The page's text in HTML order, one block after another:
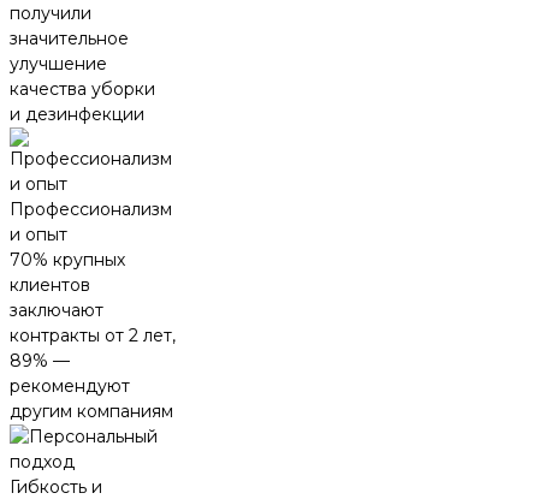
получили
значительное
улучшение
качества уборки
и дезинфекции
Профессионализм
и опыт
70% крупных
клиентов
заключают
контракты от 2 лет,
89% —
рекомендуют
другим компаниям
Гибкость и